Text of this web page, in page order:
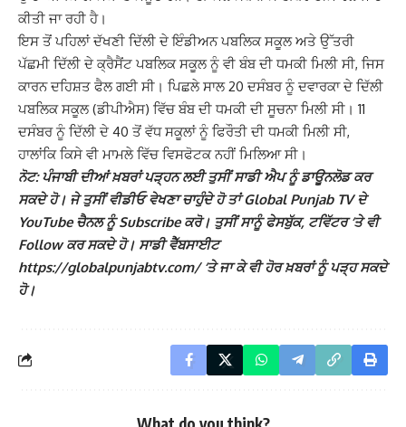
ਕੀਤੀ ਜਾ ਰਹੀ ਹੈ।
ਇਸ ਤੋਂ ਪਹਿਲਾਂ ਦੱਖਣੀ ਦਿੱਲੀ ਦੇ ਇੰਡੀਅਨ ਪਬਲਿਕ ਸਕੂਲ ਅਤੇ ਉੱਤਰੀ
ਪੱਛਮੀ ਦਿੱਲੀ ਦੇ ਕ੍ਰੈਸੈਂਟ ਪਬਲਿਕ ਸਕੂਲ ਨੂੰ ਵੀ ਬੰਬ ਦੀ ਧਮਕੀ ਮਿਲੀ ਸੀ, ਜਿਸ
ਕਾਰਨ ਦਹਿਸ਼ਤ ਫੈਲ ਗਈ ਸੀ। ਪਿਛਲੇ ਸਾਲ 20 ਦਸੰਬਰ ਨੂੰ ਦਵਾਰਕਾ ਦੇ ਦਿੱਲੀ
ਪਬਲਿਕ ਸਕੂਲ (ਡੀਪੀਐਸ) ਵਿੱਚ ਬੰਬ ਦੀ ਧਮਕੀ ਦੀ ਸੂਚਨਾ ਮਿਲੀ ਸੀ। 11
ਦਸੰਬਰ ਨੂੰ ਦਿੱਲੀ ਦੇ 40 ਤੋਂ ਵੱਧ ਸਕੂਲਾਂ ਨੂੰ ਫਿਰੌਤੀ ਦੀ ਧਮਕੀ ਮਿਲੀ ਸੀ,
ਹਾਲਾਂਕਿ ਕਿਸੇ ਵੀ ਮਾਮਲੇ ਵਿੱਚ ਵਿਸਫੋਟਕ ਨਹੀਂ ਮਿਲਿਆ ਸੀ।
ਨੋਟ: ਪੰਜਾਬੀ ਦੀਆਂ ਖ਼ਬਰਾਂ ਪੜ੍ਹਨ ਲਈ ਤੁਸੀਂ ਸਾਡੀ ਐਪ ਨੂੰ ਡਾਊਨਲੋਡ ਕਰ
ਸਕਦੇ ਹੋ। ਜੇ ਤੁਸੀਂ ਵੀਡੀਓ ਵੇਖਣਾ ਚਾਹੁੰਦੇ ਹੋ ਤਾਂ Global Punjab TV ਦੇ
YouTube ਚੈਨਲ ਨੂੰ Subscribe ਕਰੋ। ਤੁਸੀਂ ਸਾਨੂੰ ਫੇਸਬੁੱਕ, ਟਵਿੱਟਰ ‘ਤੇ ਵੀ
Follow ਕਰ ਸਕਦੇ ਹੋ। ਸਾਡੀ ਵੈੱਬਸਾਈਟ
https://globalpunjabtv.com/ ‘ਤੇ ਜਾ ਕੇ ਵੀ ਹੋਰ ਖ਼ਬਰਾਂ ਨੂੰ ਪੜ੍ਹ ਸਕਦੇ
ਹੋ।